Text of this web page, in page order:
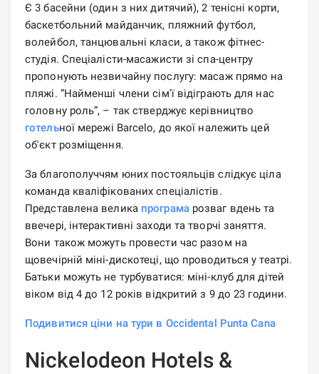
Є 3 басейни (один з них дитячий), 2 тенісні корти,
баскетбольний майданчик, пляжний футбол,
волейбол, танцювальні класи, а також фітнес-
студія. Спеціалісти-масажисти зі спа-центру
пропонують незвичайну послугу: масаж прямо на
пляжі. “Найменші члени сім'ї відіграють для нас
головну роль”, – так стверджує керівництво
готельної мережі Barcelo, до якої належить цей
об'єкт розміщення.
За благополуччям юних постояльців слідкує ціла
команда кваліфікованих спеціалістів.
Представлена ​​велика програмарозваг вдень та
ввечері, інтерактивні заходи та творчі заняття.
Вони також можуть провести час разом на
щовечірній міні-дискотеці, що проводиться у театрі.
Батьки можуть не турбуватися: міні-клуб для дітей
віком від 4 до 12 років відкритий з 9 до 23 години.
Подивитися ціни на тури в Occidental Punta Cana
Nickelodeon Hotels &